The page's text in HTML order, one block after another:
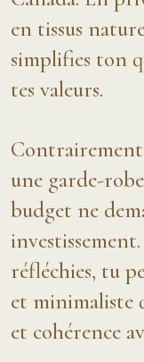
en tissus
simplifies ton
tes valeurs.
Contrairement
une garde-
budget ne
réfléchies, tu
et minimaliste
et cohérence